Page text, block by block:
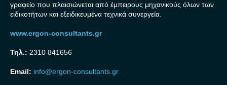
γραφείο που πλαισιώνεται από έμπειρους μηχανικούς όλων των
ειδικοτήτων και εξειδικευμένα τεχνικά συνεργεία.
www.ergon-consultants.gr
Τηλ.: 2310 841656
Email: info@ergon-consultants.gr